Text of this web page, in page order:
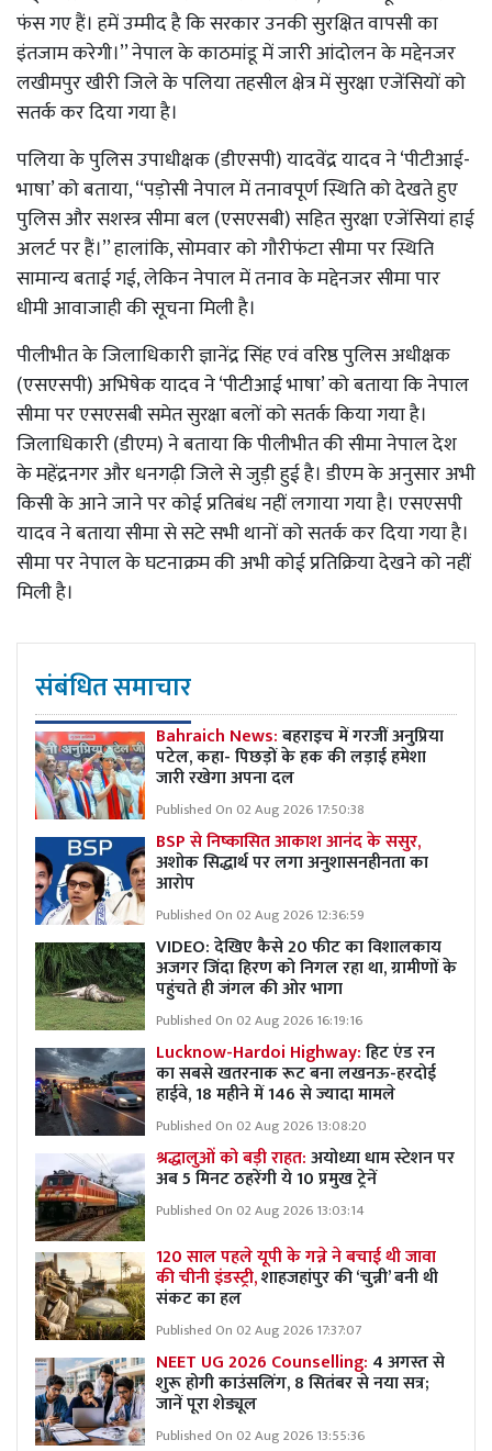
फंस गए हैं। हमें उम्मीद है कि सरकार उनकी सुरक्षित वापसी का
इंतजाम करेगी।’’ नेपाल के काठमांडू में जारी आंदोलन के मद्देनजर
लखीमपुर खीरी जिले के पलिया तहसील क्षेत्र में सुरक्षा एजेंसियों को
सतर्क कर दिया गया है।
पलिया के पुलिस उपाधीक्षक (डीएसपी) यादवेंद्र यादव ने ‘पीटीआई-
भाषा’ को बताया, ‘‘पड़ोसी नेपाल में तनावपूर्ण स्थिति को देखते हुए
पुलिस और सशस्त्र सीमा बल (एसएसबी) सहित सुरक्षा एजेंसियां ​​हाई
अलर्ट पर हैं।’’ हालांकि, सोमवार को गौरीफंटा सीमा पर स्थिति
सामान्य बताई गई, लेकिन नेपाल में तनाव के मद्देनजर सीमा पार
धीमी आवाजाही की सूचना मिली है।
पीलीभीत के जिलाधिकारी ज्ञानेंद्र सिंह एवं वरिष्ठ पुलिस अधीक्षक
(एसएसपी) अभिषेक यादव ने ‘पीटीआई भाषा’ को बताया कि नेपाल
सीमा पर एसएसबी समेत सुरक्षा बलों को सतर्क किया गया है।
जिलाधिकारी (डीएम) ने बताया कि पीलीभीत की सीमा नेपाल देश
के महेंद्रनगर और धनगढ़ी जिले से जुड़ी हुई है। डीएम के अनुसार अभी
किसी के आने जाने पर कोई प्रतिबंध नहीं लगाया गया है। एसएसपी
यादव ने बताया सीमा से सटे सभी थानों को सतर्क कर दिया गया है।
सीमा पर नेपाल के घटनाक्रम की अभी कोई प्रतिक्रिया देखने को नहीं
मिली है।
संबंधित समाचार
Bahraich News:बहराइच में गरजीं अनुप्रिया
पटेल, कहा- पिछड़ों के हक की लड़ाई हमेशा
जारी रखेगा अपना दल
Published On 02 Aug 2026 17:50:38
BSP से निष्कासित आकाश आनंद के ससुर,
अशोक सिद्धार्थ पर लगा अनुशासनहीनता का
आरोप
Published On 02 Aug 2026 12:36:59
VIDEO: देखिए कैसे 20 फीट का विशालकाय
अजगर जिंदा हिरण को निगल रहा था, ग्रामीणों के
पहुंचते ही जंगल की ओर भागा
Published On 02 Aug 2026 16:19:16
Lucknow-Hardoi Highway:हिट एंड रन
का सबसे खतरनाक रूट बना लखनऊ-हरदोई
हाईवे, 18 महीने में 146 से ज्यादा मामले
Published On 02 Aug 2026 13:08:20
श्रद्धालुओं को बड़ी राहत:अयोध्या धाम स्टेशन पर
अब 5 मिनट ठहरेंगी ये 10 प्रमुख ट्रेनें
Published On 02 Aug 2026 13:03:14
120 साल पहले यूपी के गन्ने ने बचाई थी जावा
की चीनी इंडस्ट्री,शाहजहांपुर की ‘चुन्नी’ बनी थी
संकट का हल
Published On 02 Aug 2026 17:37:07
NEET UG 2026 Counselling: 4 अगस्त से
शुरू होगी काउंसलिंग, 8 सितंबर से नया सत्र;
जानें पूरा शेड्यूल
Published On 02 Aug 2026 13:55:36